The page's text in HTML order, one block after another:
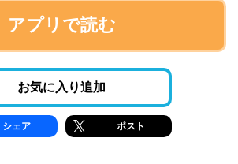
アプリで読む
お気に入り追加
シェア ポスト